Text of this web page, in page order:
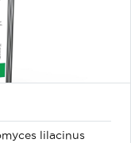
lilacinus